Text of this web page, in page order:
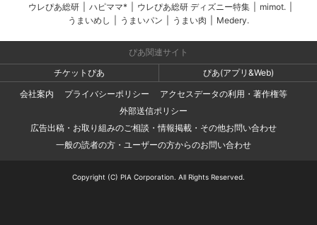
ウレぴあ総研 ハピママ* ウレぴあ総研 ディズニー特集 mimot.
うまいめし
うまいパン うまい肉 Medery.
ぴあ関連サイト
チケットぴあ
ぴあ(アプリ&Web)
会社案内
プライバシーポリシー
アクセスデータの利用・著作権等
外部送信ポリシー
広告出稿・お取り組みのご相談・情報掲載・その他お問い合わせ
一般の読者の方・ユーザーの方からのお問い合わせ
Copyright (C) PIA Corporation. All Rights Reserved.